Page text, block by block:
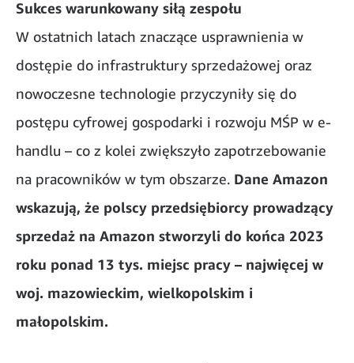
Sukces warunkowany siłą zespołu
W ostatnich latach znaczące usprawnienia w
dostępie do infrastruktury sprzedażowej oraz
nowoczesne technologie przyczyniły się do
postępu cyfrowej gospodarki i rozwoju MŚP w e-
handlu – co z kolei zwiększyło zapotrzebowanie
na pracowników w tym obszarze. Dane Amazon
wskazują, że polscy przedsiębiorcy prowadzący
sprzedaż na Amazon stworzyli do końca 2023
roku ponad 13 tys. miejsc pracy – najwięcej w
woj. mazowieckim, wielkopolskim i
małopolskim.